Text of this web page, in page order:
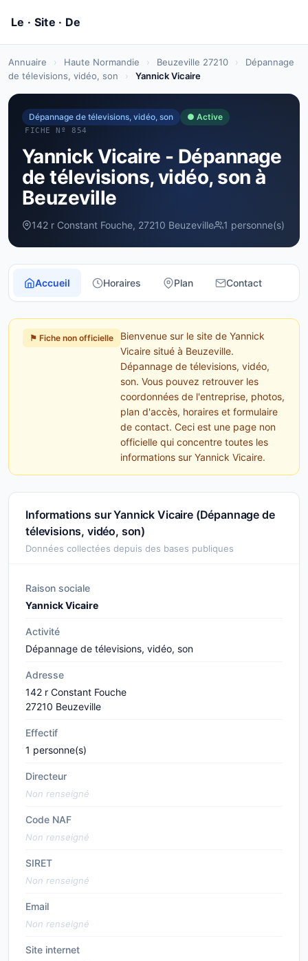
Annuaire › Haute Normandie › Beuzeville 27210 ›
Dépannage
de télevisions, vidéo, son
› Yannick Vicaire
Dépannage de télevisions, vidéo, son ● Active
FICHE Nº 854
Yannick Vicaire - Dépannage
de télevisions, vidéo, son à
Beuzeville
142 r Constant Fouche, 27210 Beuzeville 1 personne(s)
Accueil Horaires Plan Contact
⚑ Fiche non officielle
Bienvenue sur le site de Yannick
Vicaire situé à Beuzeville.
Dépannage de télevisions, vidéo,
son. Vous pouvez retrouver les
coordonnées de l'entreprise, photos,
plan d'accès, horaires et formulaire
de contact. Ceci est une page non
officielle qui concentre toutes les
informations sur Yannick Vicaire.
Informations sur Yannick Vicaire (Dépannage de
télevisions, vidéo, son)
Données collectées depuis des bases publiques
Raison sociale
Yannick Vicaire
Activité
Dépannage de télevisions, vidéo, son
Adresse
142 r Constant Fouche
27210 Beuzeville
Effectif
1 personne(s)
Directeur
Non renseigné
Code NAF
Non renseigné
SIRET
Non renseigné
Email
Non renseigné
Site internet